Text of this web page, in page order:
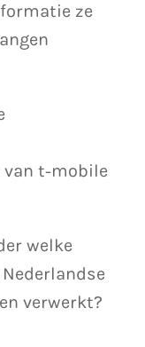
ze
t-mobile
welke
verwerkt?